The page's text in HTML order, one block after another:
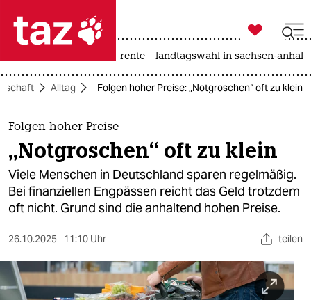
 taz zahl ich
taz zahl ich
themen
politik
öko
sport

taz zahl ich
rente landtagswahl in sachsen-anhalt
Alltag Folgen hoher Preise: „Notgroschen“ oft zu klein
Folgen hoher Preise
„Notgroschen“ oft zu klein
Viele Menschen in Deutschland sparen regelmäßig.
Bei finanziellen Engpässen reicht das Geld trotzdem
oft nicht. Grund sind die anhaltend hohen Preise.
26.10.2025 11:10 Uhr teilen